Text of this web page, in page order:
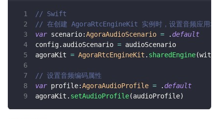
使用录制、推流、拉流等服务丰富互动体验
本地服务端录制
旁路推流
输入在线媒体流
云端转码 RTMP 网关
与 RTC 客户端 SDK 互通，实现收发流
PPT 转码服务
// Swift
// 在创建 AgoraRtcEngineKit 实例时，设置音频应用场
var scenario:AgoraAudioScenario = .default
config. audioScenario = audioScenario
agoraKit = AgoraRtcEngineKit . sharedEngine(with
// 设置音频编码属性
var profile:AgoraAudioProfile = .default
agoraKit . setAudioProfile(audioProfile)